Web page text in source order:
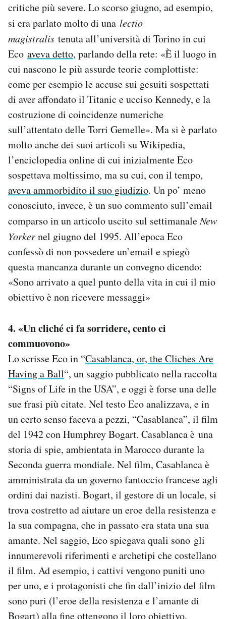
critiche più severe. Lo scorso giugno, ad esempio,
si era parlato molto di una lectio
magistralis tenuta all’università di Torino in cui
Eco aveva detto, parlando della rete: «È il luogo in
cui nascono le più assurde teorie complottiste:
come per esempio le accuse sui gesuiti sospettati
di aver affondato il Titanic e ucciso Kennedy, e la
costruzione di coincidenze numeriche
sull’attentato delle Torri Gemelle». Ma si è parlato
molto anche dei suoi articoli su Wikipedia,
l’enciclopedia online di cui inizialmente Eco
sospettava moltissimo, ma su cui, con il tempo,
aveva ammorbidito il suo giudizio. Un po’ meno
conosciuto, invece, è un suo commento sull’email
comparso in un articolo uscito sul settimanaleNew
Yorkernel giugno del 1995. All’epoca Eco
confessò di non possedere un’email e spiegò
questa mancanza durante un convegno dicendo:
«Sono arrivato a quel punto della vita in cui il mio
obiettivo è non ricevere messaggi»
4. «Un cliché ci fa sorridere, cento ci
commuovono»
Lo scrisse Eco in “Casablanca, or, the Cliches Are
Having a Ball“, un saggio pubblicato nella raccolta
“Signs of Life in the USA”, e oggi è forse una delle
sue frasi più citate. Nel testo Eco analizzava, e in
un certo senso faceva a pezzi, “Casablanca”, il film
del 1942 con Humphrey Bogart. Casablanca è una
storia di spie, ambientata in Marocco durante la
Seconda guerra mondiale. Nel film, Casablanca è
amministrata da un governo fantoccio francese agli
ordini dai nazisti. Bogart, il gestore di un locale, si
trova costretto ad aiutare un eroe della resistenza e
la sua compagna, che in passato era stata una sua
amante. Nel saggio, Eco spiegava quali sono gli
innumerevoli riferimenti e archetipi che costellano
il film. Ad esempio, i cattivi vengono puniti uno
per uno, e i protagonisti che fin dall’inizio del film
sono puri (l’eroe della resistenza e l’amante di
Bogart) alla fine ottengono il loro obiettivo,